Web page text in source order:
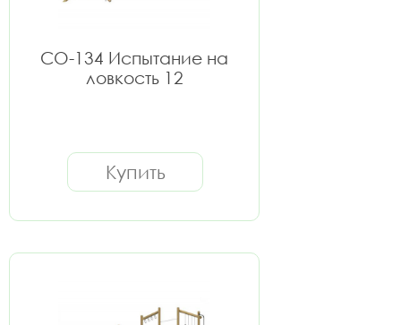
СО-134 Испытание на
ловкость 12
Купить